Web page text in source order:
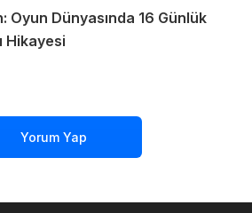
Oyun Dünyasında 16 Günlük
Hikayesi
Yorum Yap